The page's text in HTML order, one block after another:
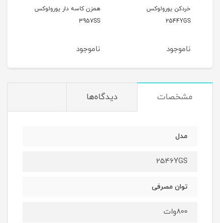
همزن کاسه دار یورولوکس
3957SS
ناموجود
آبمیوه گیری یورولوکس
2740CS
ناموجود
مشخصات دیدگاه‌ها
مدل
2546YGS
توان مصرفی
800وات